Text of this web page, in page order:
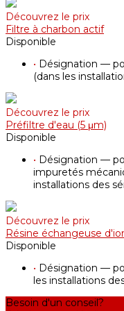
Découvrez le prix
Filtre à charbon actif
Disponible
• Désignation —
(dans les
Découvrez le prix
Préfiltre d'eau (5 μm)
Disponible
• Désignation —
impuretés
installations des
Découvrez le prix
Résine échangeuse
Disponible
• Désignation —
les installations
Besoin d'un conseil?